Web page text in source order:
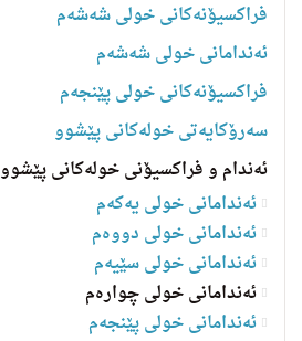
فراکسیۆنەکانی خولی شەشەم
ئەندامانی خولی شەشەم
فراکسیۆنەکانی خولی پێنجەم
سه‌رۆكایه‌تی خولەکانی پێشوو
ئەندام و فراکسیۆنی خولەکانی پێشوو
ئەندامانی خولی یەکەم
ئەندامانی خولی دووەم
ئەندامانی خولی سێیەم
ئەندامانی خولی چوارەم
ئه‌ندامانی خولی پێنجەم